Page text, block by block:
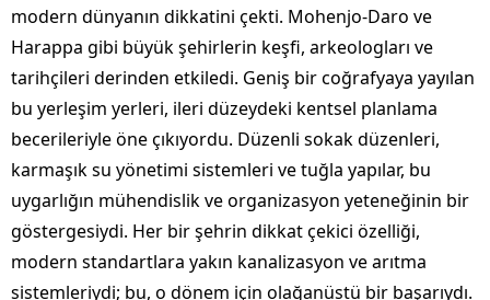
modern dünyanın dikkatini çekti. Mohenjo-Daro ve
Harappa gibi büyük şehirlerin keşfi, arkeologları ve
tarihçileri derinden etkiledi. Geniş bir coğrafyaya yayılan
bu yerleşim yerleri, ileri düzeydeki kentsel planlama
becerileriyle öne çıkıyordu. Düzenli sokak düzenleri,
karmaşık su yönetimi sistemleri ve tuğla yapılar, bu
uygarlığın mühendislik ve organizasyon yeteneğinin bir
göstergesiydi. Her bir şehrin dikkat çekici özelliği,
modern standartlara yakın kanalizasyon ve arıtma
sistemleriydi; bu, o dönem için olağanüstü bir başarıydı.